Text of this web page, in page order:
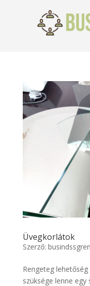
Üvegkorlátok
Szerző:
Rengeteg
szüksége lenne